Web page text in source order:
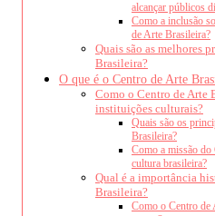
alcançar públicos
Como a inclusão
de Arte Brasileira?
Quais são as melhores
Brasileira?
O que é o Centro de Arte
Como o Centro de Arte
instituições culturais?
Quais são os
Brasileira?
Como a missão do
cultura brasileira?
Qual é a importância
Brasileira?
Como o Centro de